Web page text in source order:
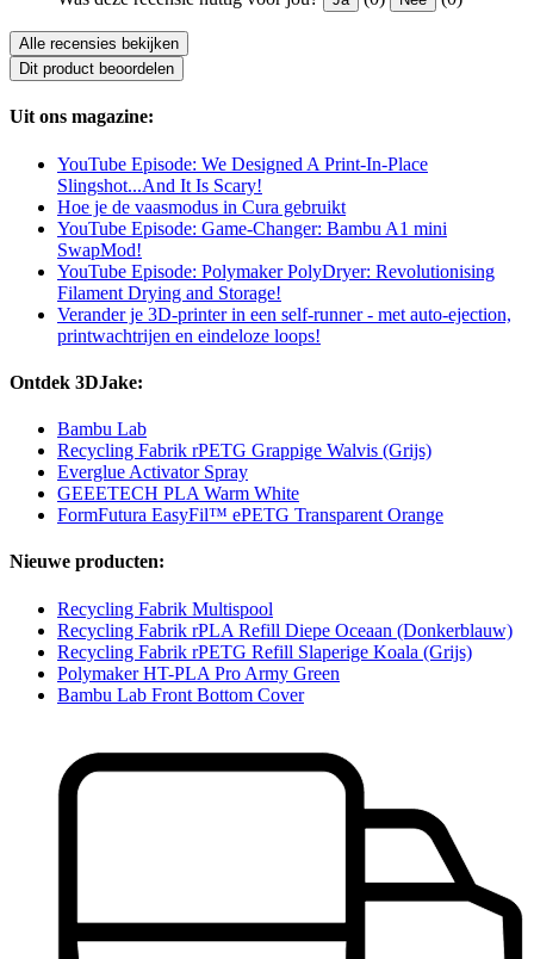
Alle recensies bekijken
Dit product beoordelen
Uit ons magazine:
YouTube Episode: We Designed A Print-In-Place
Slingshot...And It Is Scary!
Hoe je de vaasmodus in Cura gebruikt
YouTube Episode: Game-Changer: Bambu A1 mini
SwapMod!
YouTube Episode: Polymaker PolyDryer: Revolutionising
Filament Drying and Storage!
Verander je 3D-printer in een self-runner - met auto-ejection,
printwachtrijen en eindeloze loops!
Ontdek 3DJake:
Bambu Lab
Recycling Fabrik rPETG Grappige Walvis (Grijs)
Everglue Activator Spray
GEEETECH PLA Warm White
FormFutura EasyFil™ ePETG Transparent Orange
Nieuwe producten:
Recycling Fabrik Multispool
Recycling Fabrik rPLA Refill Diepe Oceaan (Donkerblauw)
Recycling Fabrik rPETG Refill Slaperige Koala (Grijs)
Polymaker HT-PLA Pro Army Green
Bambu Lab Front Bottom Cover